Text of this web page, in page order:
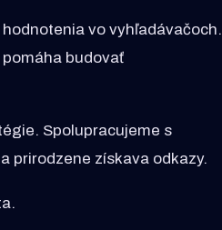
vo vyhľadávačoch.
budovať
Spolupracujeme s
prirodzene získava odkazy.